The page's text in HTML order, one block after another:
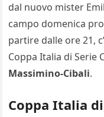
dal nuovo mister
campo domenica
partire dalle ore 21,
Coppa Italia di Serie
Massimino-Cibali.
Coppa Italia